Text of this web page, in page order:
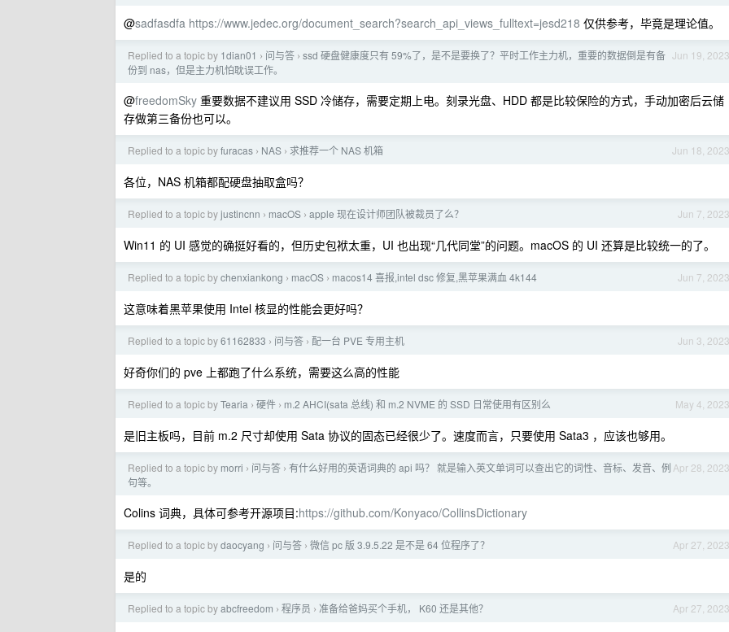
@sadfasdfa https://www.jedec.org/document_search?search_api_views_fulltext=jesd218 仅供参考，毕竟是理论值。
Jun 19, 2023
Replied to a topic by 1dian01 › 问与答 › ssd 硬盘健康度只有 59%了，是不是要换了？平时工作主力机，重要的数据倒是有备
份到 nas，但是主力机怕耽误工作。
@freedomSky 重要数据不建议用 SSD 冷储存，需要定期上电。刻录光盘、HDD 都是比较保险的方式，手动加密后云储
存做第三备份也可以。
Jun 18, 2023
Replied to a topic byfuracas › NAS › 求推荐一个 NAS 机箱
各位，NAS 机箱都配硬盘抽取盒吗？
Jun 7, 2023
Replied to a topic byjustincnn › macOS › apple 现在设计师团队被裁员了么？
Win11 的 UI 感觉的确挺好看的，但历史包袱太重，UI 也出现“几代同堂”的问题。macOS 的 UI 还算是比较统一的了。
Jun 7, 2023
Replied to a topic bychenxiankong › macOS › macos14 喜报,intel dsc 修复,黑苹果满血 4k144
这意味着黑苹果使用 Intel 核显的性能会更好吗？
Jun 3, 2023
Replied to a topic by61162833 › 问与答 › 配一台 PVE 专用主机
好奇你们的 pve 上都跑了什么系统，需要这么高的性能
May 4, 2023
Replied to a topic byTearia › 硬件 › m.2 AHCI(sata 总线) 和 m.2 NVME 的 SSD 日常使用有区别么
是旧主板吗，目前 m.2 尺寸却使用 Sata 协议的固态已经很少了。速度而言，只要使用 Sata3 ，应该也够用。
Apr 28, 2023
Replied to a topic by morri › 问与答 › 有什么好用的英语词典的 api 吗？ 就是输入英文单词可以查出它的词性、音标、发音、例
句等。
Colins 词典，具体可参考开源项目:https://github.com/Konyaco/CollinsDictionary
Apr 27, 2023
Replied to a topic bydaocyang › 问与答 › 微信 pc 版 3.9.5.22 是不是 64 位程序了？
是的
Apr 27, 2023
Replied to a topic byabcfreedom › 程序员 › 准备给爸妈买个手机， K60 还是其他？